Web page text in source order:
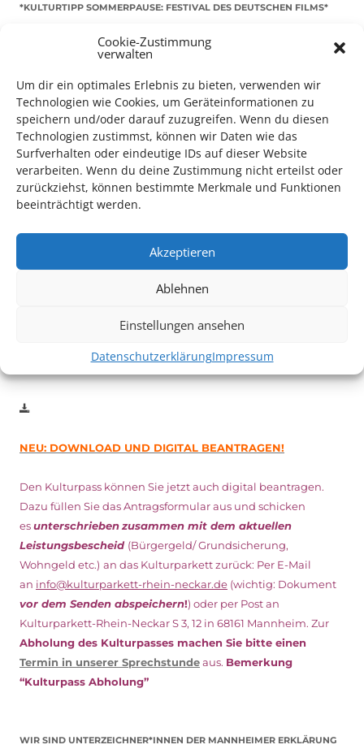
Cookie-Zustimmung
verwalten
Um dir ein optimales Erlebnis zu bieten, verwenden wir
Technologien wie Cookies, um Geräteinformationen zu
speichern und/oder darauf zuzugreifen. Wenn du diesen
Technologien zustimmst, können wir Daten wie das
Surfverhalten oder eindeutige IDs auf dieser Website
verarbeiten. Wenn du deine Zustimmung nicht erteilst oder
zurückziehst, können bestimmte Merkmale und Funktionen
beeinträchtigt werden.
Akzeptieren
Ablehnen
Einstellungen ansehen
DatenschutzerklärungImpressum
*KULTURTIPP SOMMERPAUSE: FESTIVAL DES DEUTSCHEN FILMS*
Auch dieses Jahr findet wieder das
Filmsin Ludwigshafen statt.
Vom 19. August bist zum 9. September
Inhaber*innen freien Eintrittzu den Vorstellungen – 30
Minuten vor Beginn des Films und solange der Vorrat reicht!
NEU: DOWNLOAD UND DIGITAL BEANTRAGEN!
Den Kulturpass können Sie jetzt auch digital beantragen.
Dazu füllen Sie das Antragsformular aus und schicken
esunterschriebenzusammen mit dem aktuellen
Leistungsbescheid (Bürgergeld/ Grundsicherung,
Wohngeld etc.) an das Kulturparkett zurück: Per E-Mail
an info@kulturparkett-rhein-neckar.de (wichtig: Dokument
vor dem Senden abspeichern!) oder per Post an
Kulturparkett-Rhein-Neckar S 3, 12 in 68161 Mannheim. Zur
Abholung des Kulturpasses machen Sie bitte einen
Termin in unserer Sprechstundeaus. Bemerkung
“Kulturpass Abholung”
WIR SIND UNTERZEICHNER*INNEN DER MANNHEIMER ERKLÄRUNG